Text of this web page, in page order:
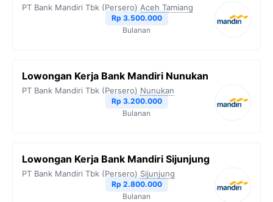
PT Bank Mandiri Tbk (Persero) Aceh Tamiang
Rp 3.500.000
Bulanan
Lowongan Kerja Bank Mandiri Nunukan
PT Bank Mandiri Tbk (Persero) Nunukan
Rp 3.200.000
Bulanan
Lowongan Kerja Bank Mandiri Sijunjung
PT Bank Mandiri Tbk (Persero) Sijunjung
Rp 2.800.000
Bulanan